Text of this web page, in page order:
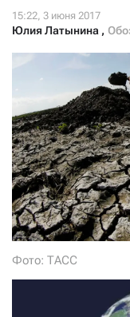
Юлия Латынина ,
Фото: ТАСС
Нажимая кнопку
я принимаю условия
Если у вас есть
звоните:
+7 (929) 612-03-68